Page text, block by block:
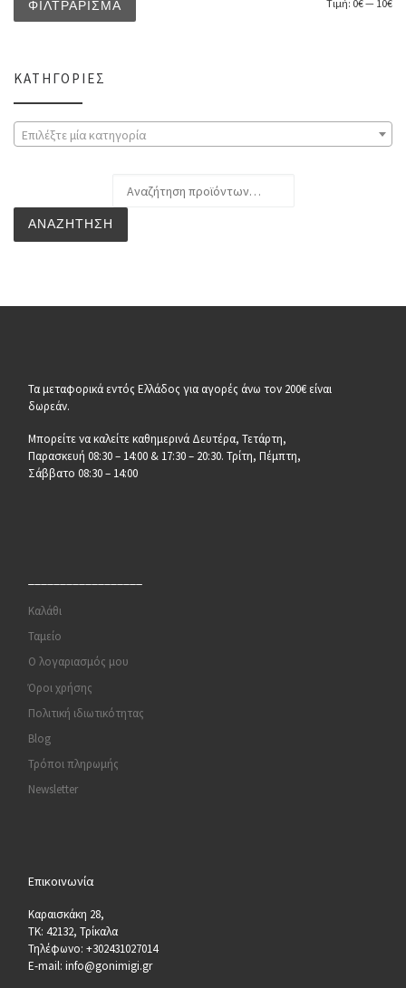
ΦΙΛΤΡΆΡΙΣΜΑ Τιμή: 0€— 10€
ΚΑΤΗΓΟΡΊΕΣ
Επιλέξτε μία κατηγορία
ΑΝΑΖΉΤΗΣΗ
Τα μεταφορικά εντός Ελλάδος για αγορές άνω τον 200€ είναι
δωρεάν.
Μπορείτε να καλείτε καθημερινά Δευτέρα, Τετάρτη,
Παρασκευή 08:30 – 14:00 & 17:30 – 20:30. Τρίτη, Πέμπτη,
Σάββατο 08:30 – 14:00
Καλάθι
Ταμείο
Ο λογαριασμός μου
Όροι χρήσης
Πολιτική ιδιωτικότητας
Blog
Τρόποι πληρωμής
Newsletter
Επικοινωνία
Καραισκάκη 28,
ΤΚ: 42132, Τρίκαλα
Τηλέφωνο: +302431027014
E-mail: info@gonimigi.gr